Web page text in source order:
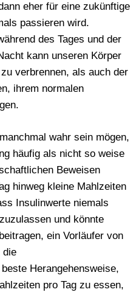
eher für eine zukünftige
passieren wird.
des Tages und der
kann unseren Körper
verbrennen, als auch der
ihrem normalen
wahr sein mögen,
häufig als nicht so weise
Beweisen
hinweg kleine Mahlzeiten
Insulinwerte niemals
und könnte
ein Vorläufer von
die
Herangehensweise,
pro Tag zu essen,